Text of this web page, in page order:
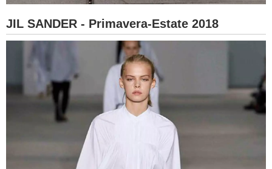
JIL SANDER - Primavera-Estate 2018